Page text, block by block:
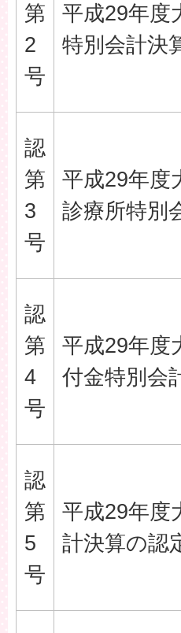
第
2
号
平成29年度
特別会計決
認
第
3
号
平成29年度
診療所特別
認
第
4
号
平成29年度
付金特別会
認
第
5
号
平成29年度
計決算の認